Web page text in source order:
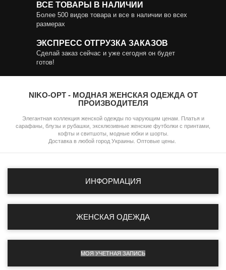
ВСЕ ТОВАРЫ В НАЛИЧИИ
Более 500 видов товара и все в наличии во всех
размерах
ЭКСПРЕСС ОТГРУЗКА ЗАКАЗОВ
Сделай заказ сейчас и уже сегодня он будет
готов!
NIKO-OPT - МОДНАЯ ЖЕНСКАЯ ОДЕЖДА ОТ
ПРОИЗВОДИТЕЛЯ
Элегантная коллекция женской одежды по чарующим ценам. Платья и
сарафаны, блузы и рубашки, эксклюзивные женские футболки с принтами,
кофты и свитшоты, модные юбки и шорты.
Доставка в любой город Украины. Оптовые цены.
ИНФОРМАЦИЯ
ЖЕНСКАЯ ОДЕЖДА
МОЯ УЧЕТНАЯ ЗАПИСЬ